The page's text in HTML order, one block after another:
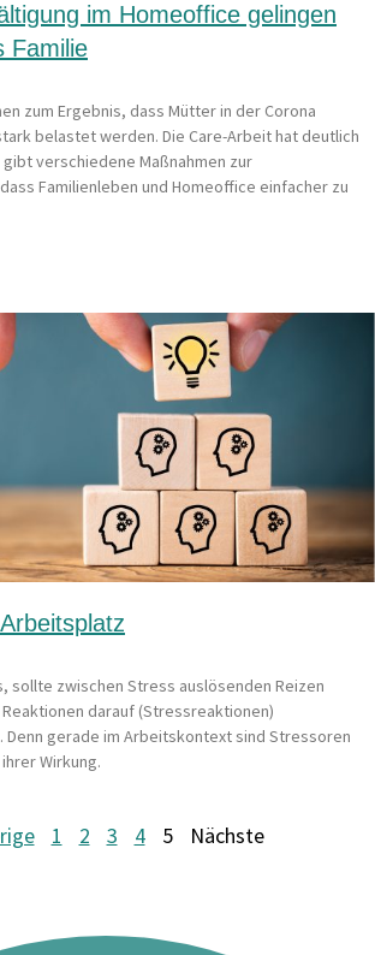
im Homeoffice gelingen
Familie
zum Ergebnis, dass Mütter in der Corona
belastet werden. Die Care-Arbeit hat deutlich
verschiedene Maßnahmen zur
Familienleben und Homeoffice einfacher zu
sollte zwischen Stress auslösenden Reizen
darauf (Stressreaktionen)
gerade im Arbeitskontext sind Stressoren
Wirkung.
1 2 3 4 5 Nächste